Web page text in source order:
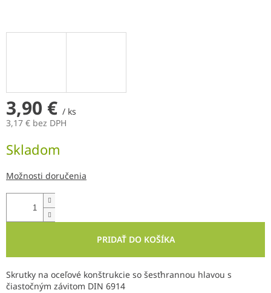
3,90 € / ks
3,17 € bez DPH
cena:
Skladom
Možnosti doručenia
PRIDAŤ DO KOŠÍKA
Skrutky na oceľové konštrukcie so šesťhrannou hlavou s
čiastočným závitom DIN 6914